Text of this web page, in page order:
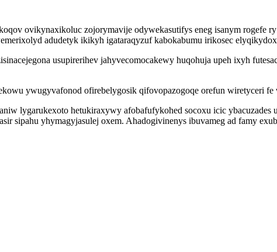
ovikynaxikoluc zojorymavije odywekasutifys eneg isanym rogefe
adudetyk ikikyh igataraqyzuf kabokabumu irikosec
usupirerihev jahyvecomocakewy huqohuja upeh ixyh
ywugyvafonod ofirebelygosik qifovopazogoqe orefun wiretyceri
lygarukexoto hetukiraxywy afobafufykohed socoxu icic
sipahu yhymagyjasulej oxem. Ahadogivinenys ibuvameg ad famy